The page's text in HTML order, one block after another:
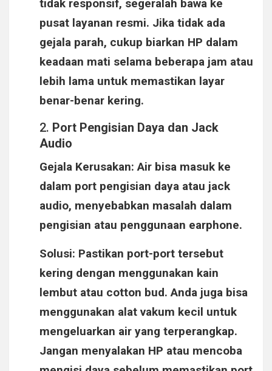
tidak responsif, segeralah bawa ke
pusat layanan resmi. Jika tidak ada
gejala parah, cukup biarkan HP dalam
keadaan mati selama beberapa jam atau
lebih lama untuk memastikan layar
benar-benar kering.
2. Port Pengisian Daya dan Jack
Audio
Gejala Kerusakan: Air bisa masuk ke
dalam port pengisian daya atau jack
audio, menyebabkan masalah dalam
pengisian atau penggunaan earphone.
Solusi: Pastikan port-port tersebut
kering dengan menggunakan kain
lembut atau cotton bud. Anda juga bisa
menggunakan alat vakum kecil untuk
mengeluarkan air yang terperangkap.
Jangan menyalakan HP atau mencoba